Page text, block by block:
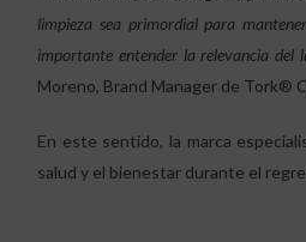
limpieza sea primordial para
importante entender la relevancia del
Moreno, Brand Manager de Tork®
En este sentido, la marca
salud y el bienestar durante el